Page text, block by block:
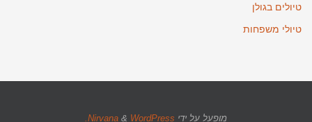
טיולים בגולן
טיולי משפחות
מופעל על ידי Nirvana & WordPress.